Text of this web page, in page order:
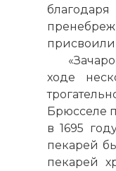
присвоили
ходе
Брюсселе
в 1695
пекарей
пекарей